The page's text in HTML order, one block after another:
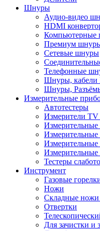
Шнуры
Аудио-видео
HDMI
Компьютерные
Премиум
Сетевые шнуры
Телефонные
Шнуры,
Шнуры,
Измерительные
Автотестеры
Измерители TV
Тестеры
Инструмент
Газовые
Ножи
Складные ножи
Отвертки
Для зачистки и